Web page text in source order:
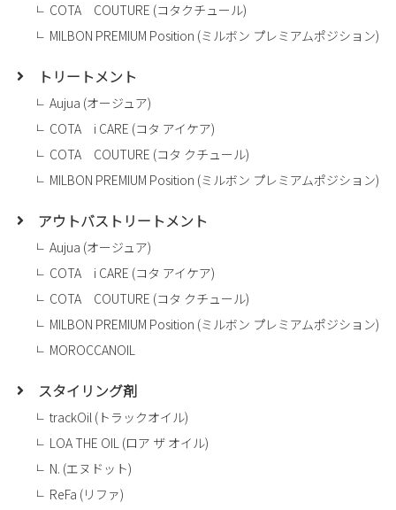
COTA COUTURE (コタクチュール)
MILBON PREMIUM Position (ミルボン プレミアムポジション)
トリートメント
Aujua (オージュア)
COTA i CARE (コタ アイケア)
COTA COUTURE (コタ クチュール)
MILBON PREMIUM Position (ミルボン プレミアムポジション)
アウトバストリートメント
Aujua (オージュア)
COTA i CARE (コタ アイケア)
COTA COUTURE (コタ クチュール)
MILBON PREMIUM Position (ミルボン プレミアムポジション)
MOROCCANOIL
スタイリング剤
trackOil (トラックオイル)
LOA THE OIL (ロア ザ オイル)
N. (エヌドット)
ReFa (リファ)